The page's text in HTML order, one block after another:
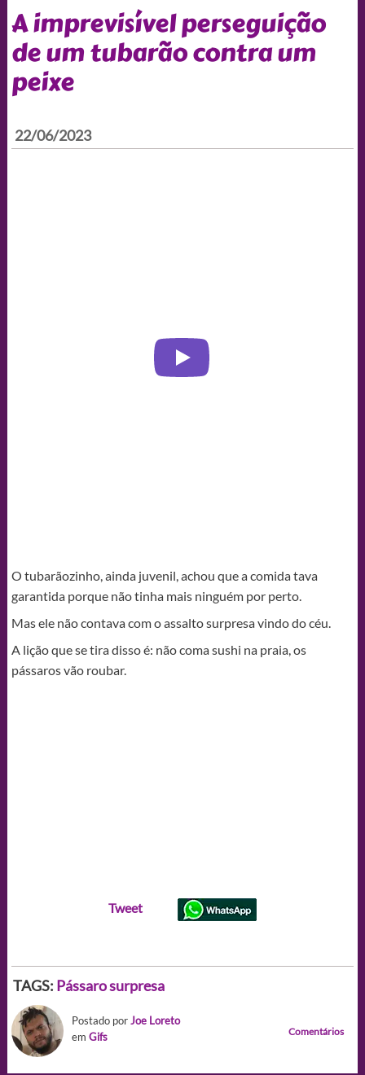
A imprevisível perseguição
de um tubarão contra um
peixe
22/06/2023
O tubarãozinho, ainda juvenil, achou que a comida tava
garantida porque não tinha mais ninguém por perto.
Mas ele não contava com o assalto surpresa vindo do céu.
A lição que se tira disso é: não coma sushi na praia, os
pássaros vão roubar.
Tweet
TAGS: Pássaro surpresa
Postado porJoe Loreto
em Gifs Comentários